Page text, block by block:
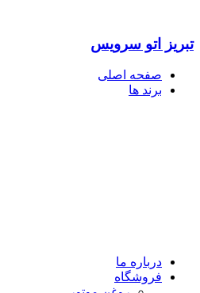
تبریز اتو سرویس
صفحه اصلی
برند ها
درباره ما
فروشگاه